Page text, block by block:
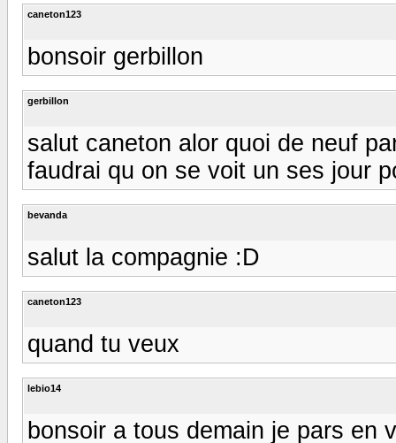
caneton123
bonsoir gerbillon
gerbillon
salut caneton alor quoi de neuf
faudrai qu on se voit un ses jour
bevanda
salut la compagnie :D
caneton123
quand tu veux
lebio14
bonsoir a tous demain je pars en